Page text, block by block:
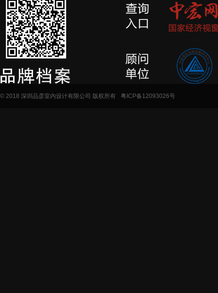
© 2018 深圳品彦室内设计有限公司 版权所有 粤ICP备12093026号